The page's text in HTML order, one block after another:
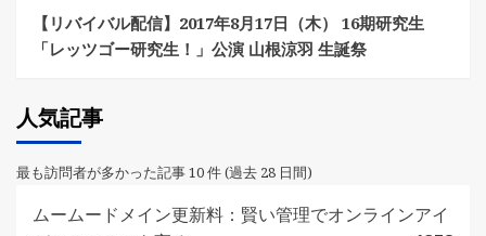
【リバイバル配信】2017年8月17日（木） 16期研究生
「レッツゴー研究生！」公演 山根涼羽 生誕祭
人気記事
最も訪問者が多かった記事 10 件 (過去 28 日間)
ムームードメイン更新料：賢い管理でオンラインアイ